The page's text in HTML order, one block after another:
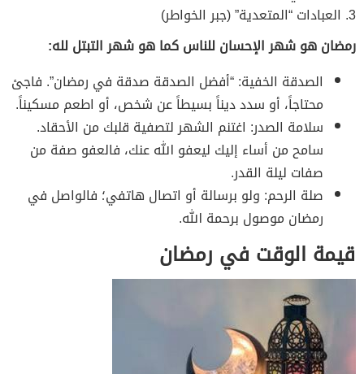
3. العبادات “المتعدية” (جبر الخواطر)
رمضان هو شهر الإحسان للناس كما هو شهر التبتل لله:
الصدقة الخفية: “أفضل الصدقة صدقة في رمضان”. فاجئ
محتاجاً، أو سدد ديناً بسيطاً عن شخص، أو اطعم مسكيناً.
سلامة الصدر: اغتنم الشهر لتصفية قلبك من الأحقاد.
سامح من أساء إليك ليعفو الله عنك، فالعفو صفة من
صفات ليلة القدر.
صلة الرحم: ولو برسالة أو اتصال هاتفي؛ فالواصل في
رمضان موصول برحمة الله.
قيمة الوقت في رمضان